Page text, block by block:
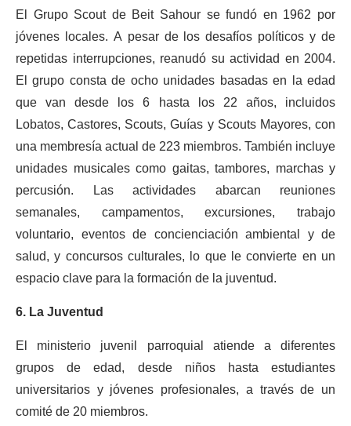
El Grupo Scout de Beit Sahour se fundó en 1962 por
jóvenes locales. A pesar de los desafíos políticos y de
repetidas interrupciones, reanudó su actividad en 2004.
El grupo consta de ocho unidades basadas en la edad
que van desde los 6 hasta los 22 años, incluidos
Lobatos, Castores, Scouts, Guías y Scouts Mayores, con
una membresía actual de 223 miembros. También incluye
unidades musicales como gaitas, tambores, marchas y
percusión. Las actividades abarcan reuniones
semanales, campamentos, excursiones, trabajo
voluntario, eventos de concienciación ambiental y de
salud, y concursos culturales, lo que le convierte en un
espacio clave para la formación de la juventud.
6. La Juventud
El ministerio juvenil parroquial atiende a diferentes
grupos de edad, desde niños hasta estudiantes
universitarios y jóvenes profesionales, a través de un
comité de 20 miembros.